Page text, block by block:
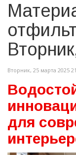
Вторник, 25 марта 2025
для